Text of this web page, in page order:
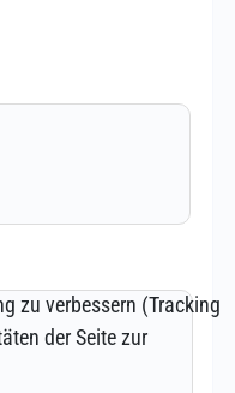
zu verbessern (Tracking
der Seite zur